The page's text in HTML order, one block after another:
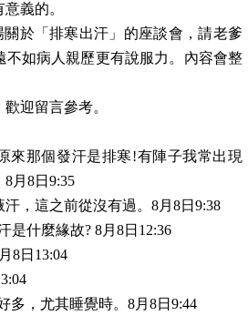
義的。
於「排寒出汗」的座談會，請老爹
不如病人親歷更有說服力。內容會整
迎留言參考。
那個發汗是排寒!有陣子我常出現
月8日9:35
，這之前從沒有過。8月8日9:38
什麼緣故? 8月8日12:36
8日13:04
多，尤其睡覺時。8月8日9:44